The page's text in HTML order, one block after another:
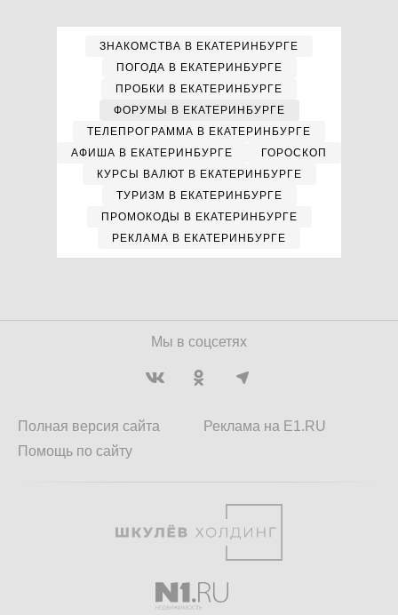
ЗНАКОМСТВА В ЕКАТЕРИНБУРГЕ
ПОГОДА В ЕКАТЕРИНБУРГЕ
ПРОБКИ В ЕКАТЕРИНБУРГЕ
ФОРУМЫ В ЕКАТЕРИНБУРГЕ
ТЕЛЕПРОГРАММА В ЕКАТЕРИНБУРГЕ
АФИША В ЕКАТЕРИНБУРГЕ
ГОРОСКОП
КУРСЫ ВАЛЮТ В ЕКАТЕРИНБУРГЕ
ТУРИЗМ В ЕКАТЕРИНБУРГЕ
ПРОМОКОДЫ В ЕКАТЕРИНБУРГЕ
РЕКЛАМА В ЕКАТЕРИНБУРГЕ
Мы в соцсетях
Полная версия сайта
Помощь по сайту
Реклама на E1.RU